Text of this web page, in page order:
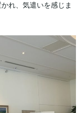
れ、気遣いを感じま